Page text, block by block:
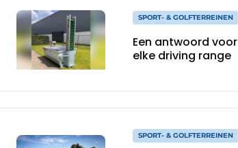
SPORT- & GOLFTERREINEN
Een antwoord voor
elke driving range
SPORT- & GOLFTERREINEN